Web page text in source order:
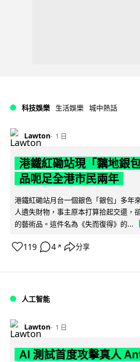
科技娛樂 生活娛樂 城中熱話
Lawton 1 日
港鐵紅磡站現「黐地銀
品呃足全港市民兩年
港鐵紅磡站月台一個銀色「銀包」多年
人遺失財物，事主原本打算拾起交還，
的藝術品。這件名為《失而復得》的...
119 4 ↗ 分享
人工智能
Lawton 1 日
AI 測試首度攻擊真人